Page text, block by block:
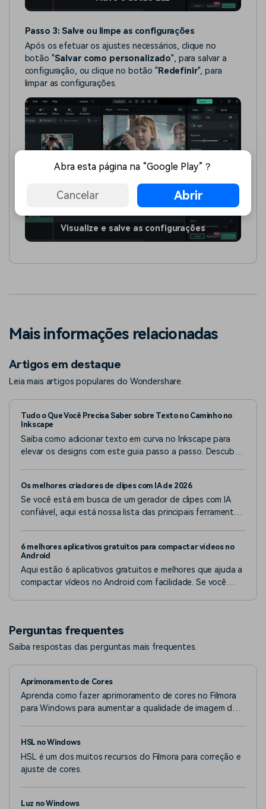
Passo 3: Salve ou limpe as configurações
Após os efetuar os ajustes necessários, clique no
botão "Salvar como personalizado", para salvar a
configuração, ou clique no botão " Redefinir", para
limpar as configurações.
Visualize e salve as configurações
Mais informações relacionadas
Artigos em destaque
Leia mais artigos populares do Wondershare.
Tudo o Que Você Precisa Saber sobre Texto no Caminho no
Inkscape
Saiba como adicionar texto em curva no Inkscape para
elevar os designs com este guia passo a passo. Descubra
Os melhores criadores de clipes com IA de 2026
Se você está em busca de um gerador de clipes com IA
confiável, aqui está nossa lista das principais ferramentas
6 melhores aplicativos gratuitos para compactar vídeos no
Android
Aqui estão 6 aplicativos gratuitos e melhores que ajuda a
compactar vídeos no Android com facilidade. Se você
Perguntas frequentes
Saiba respostas das perguntas mais frequentes.
Aprimoramento de Cores
Aprenda como fazer aprimoramento de cores no Filmora
para Windows para aumentar a qualidade de imagem do
HSL no Windows
HSL é um dos muitos recursos do Filmora para correção e
ajuste de cores.
Luz no Windows
Abra esta página na “Google Play”？
Cancelar Abrir